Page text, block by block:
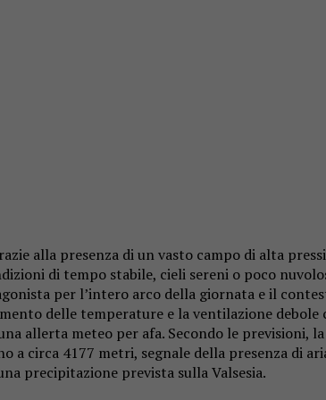
alla presenza di un vasto campo di alta
di tempo stabile, cieli sereni o poco
per l’intero arco della giornata e il
delle temperature e la ventilazione
allerta meteo per afa. Secondo le previsioni,
circa 4177 metri, segnale della presenza di
precipitazione prevista sulla Valsesia.